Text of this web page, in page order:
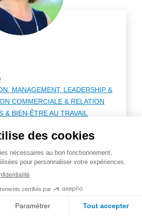
MANAGEMENT, LEADERSHIP &
COMMERCIALE & RELATION
& BIEN-ÊTRE AU TRAVAIL
pendant plus de 15 ans en
pour des sociétés …